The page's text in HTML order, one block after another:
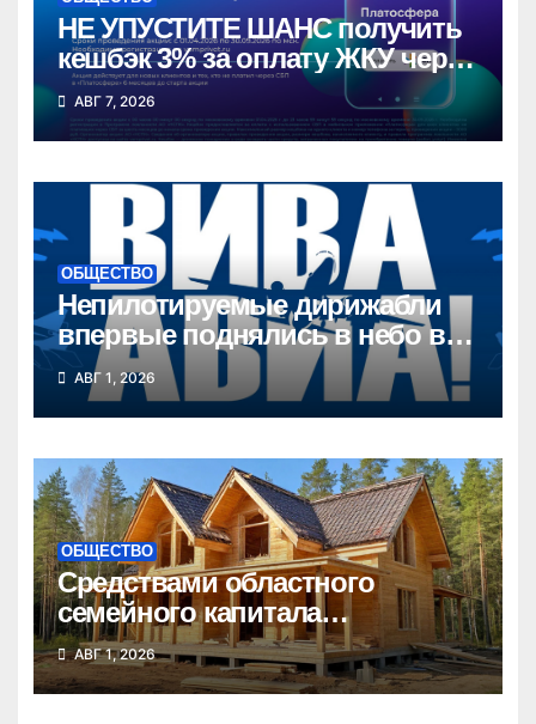
НЕ УПУСТИТЕ ШАНС получить
кешбэк 3% за оплату ЖКУ через
СБП в «Платосфере»
АВГ 7, 2026
ОБЩЕСТВО
Непилотируемые дирижабли
впервые поднялись в небо в
Новосибирской области
АВГ 1, 2026
ОБЩЕСТВО
Средствами областного
семейного капитала
воспользовались почти 50
тысяч семей
АВГ 1, 2026